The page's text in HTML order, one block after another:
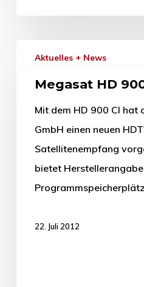
Aktuelles + News
Megasat HD
Mit dem HD 900 CI hat
GmbH einen neuen
Satellitenempfang
bietet
22. Juli 2012